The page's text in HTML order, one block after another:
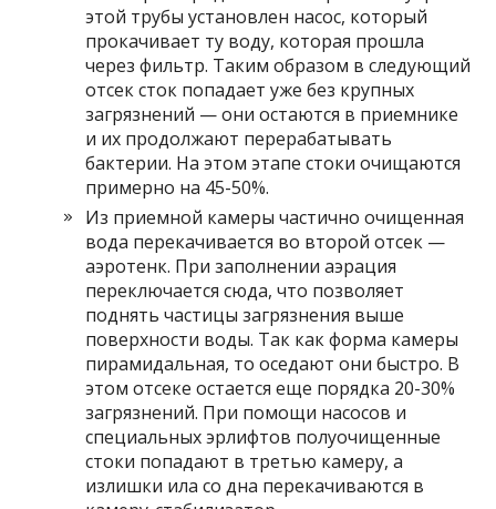
этой трубы установлен насос, который
прокачивает ту воду, которая прошла
через фильтр. Таким образом в следующий
отсек сток попадает уже без крупных
загрязнений — они остаются в приемнике
и их продолжают перерабатывать
бактерии. На этом этапе стоки очищаются
примерно на 45-50%.
Из приемной камеры частично очищенная
вода перекачивается во второй отсек —
аэротенк. При заполнении аэрация
переключается сюда, что позволяет
поднять частицы загрязнения выше
поверхности воды. Так как форма камеры
пирамидальная, то оседают они быстро. В
этом отсеке остается еще порядка 20-30%
загрязнений. При помощи насосов и
специальных эрлифтов полуочищенные
стоки попадают в третью камеру, а
излишки ила со дна перекачиваются в